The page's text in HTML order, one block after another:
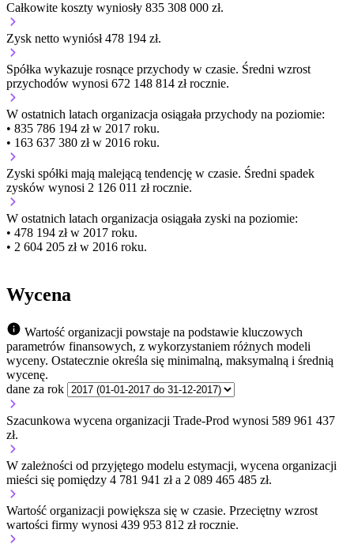
Całkowite koszty wyniosły 835 308 000 zł.
Zysk netto wyniósł 478 194 zł.
Spółka wykazuje rosnące przychody w czasie. Średni wzrost
przychodów wynosi 672 148 814 zł rocznie.
W ostatnich latach organizacja osiągała przychody na poziomie:
• 835 786 194 zł w 2017 roku.
• 163 637 380 zł w 2016 roku.
Zyski spółki mają malejącą tendencję w czasie. Średni spadek
zysków wynosi 2 126 011 zł rocznie.
W ostatnich latach organizacja osiągała zyski na poziomie:
• 478 194 zł w 2017 roku.
• 2 604 205 zł w 2016 roku.
Wycena
Wartość organizacji powstaje na podstawie kluczowych
parametrów finansowych, z wykorzystaniem różnych modeli
wyceny. Ostatecznie określa się minimalną, maksymalną i średnią
wycenę.
dane za rok
Szacunkowa wycena organizacji Trade-Prod wynosi 589 961 437
zł.
W zależności od przyjętego modelu estymacji, wycena organizacji
mieści się pomiędzy 4 781 941 zł a 2 089 465 485 zł.
Wartość organizacji powiększa się w czasie. Przeciętny wzrost
wartości firmy wynosi 439 953 812 zł rocznie.